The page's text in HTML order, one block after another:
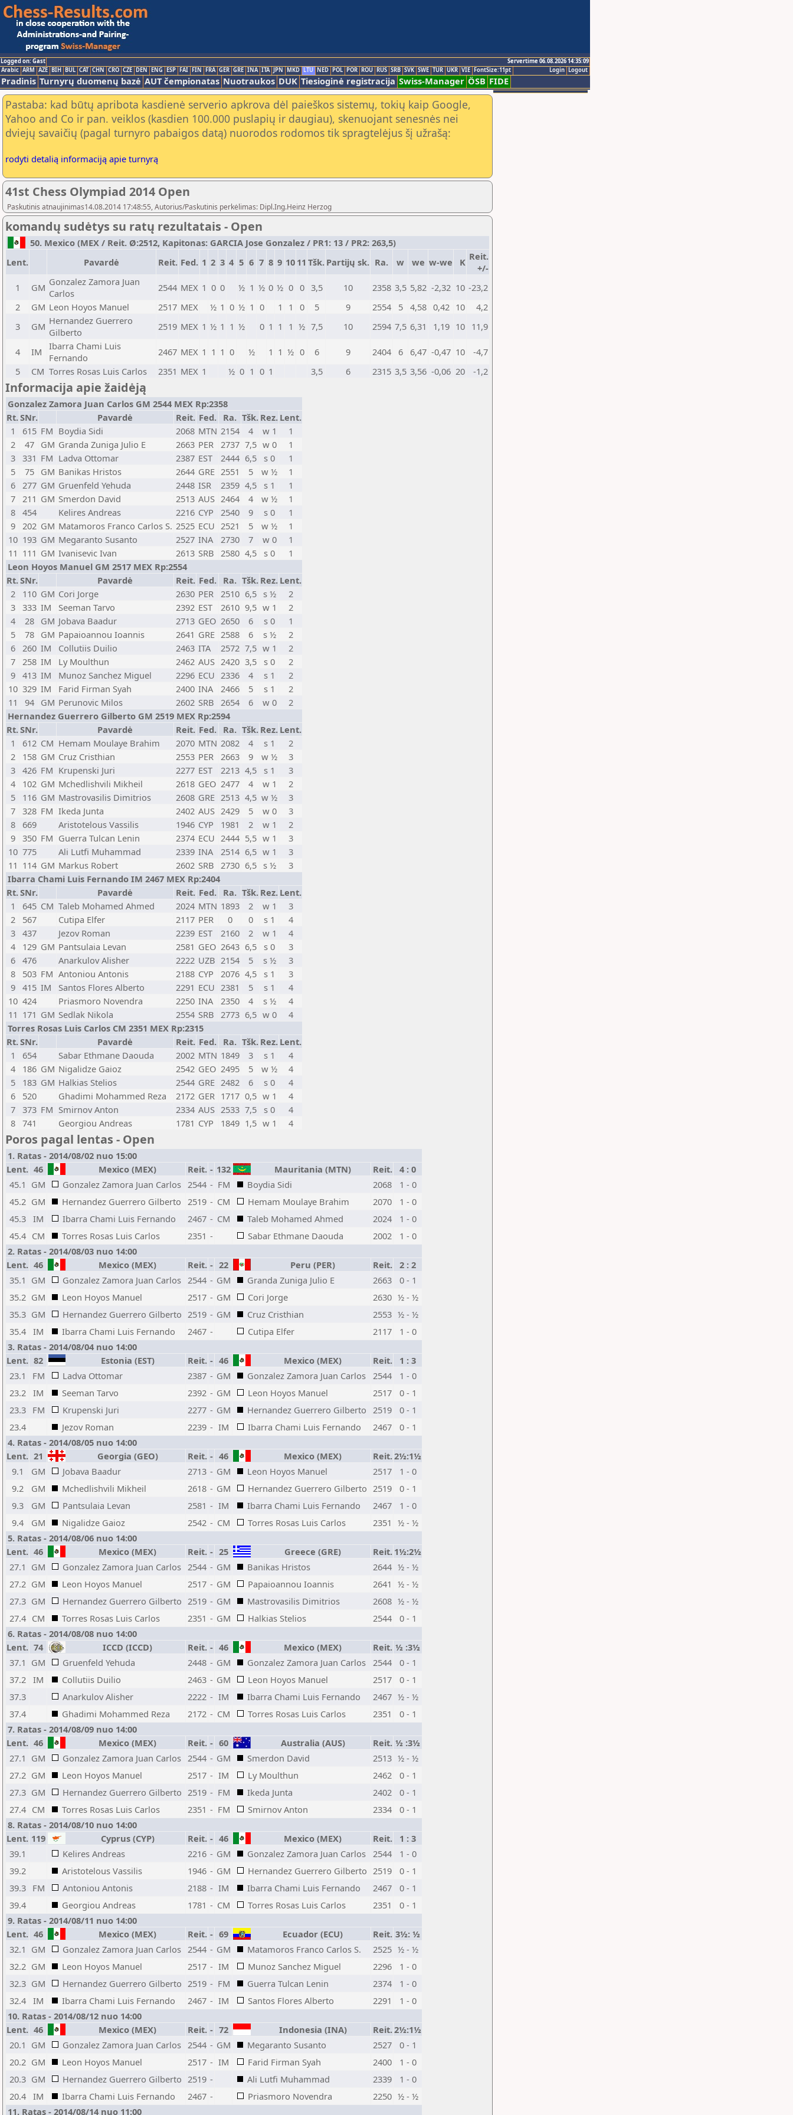
Logged on: Gast
Servertime 06.08.2026 14:35:09
Logout
Login
Arabic ARM AZE BIH BUL CAT CHN CRO CZE DEN ENG ESP FAI FIN FRA GER GRE INA ITA JPN MKD LTU NED POL POR ROU RUS SRB SVK SWE TUR UKR VIE FontSize:11pt
Pradinis Turnyrų duomenų bazė AUT čempionatas Nuotraukos DUK Tiesioginė registracija Swiss-Manager ÖSB FIDE
Pastaba: kad būtų apribota kasdienė serverio apkrova dėl paieškos sistemų, tokių kaip Google,
Yahoo and Co ir pan. veiklos (kasdien 100.000 puslapių ir daugiau), skenuojant senesnės nei
dviejų savaičių (pagal turnyro pabaigos datą) nuorodos rodomos tik spragtelėjus šį užrašą:
rodyti detalią informaciją apie turnyrą
41st Chess Olympiad 2014 Open
Paskutinis atnaujinimas14.08.2014 17:48:55, Autorius/Paskutinis perkėlimas: Dipl.Ing.Heinz Herzog
komandų sudėtys su ratų rezultatais - Open
50. Mexico (MEX / Reit. Ø:2512, Kapitonas: GARCIA Jose Gonzalez / PR1: 13 / PR2: 263,5)
Lent.
Pavardė Reit. Fed. 1 2 3 4 5 6 7 8 9 10 11 Tšk. Partijų sk. Ra. w we w-we K Reit.
+/-
1
GM Gonzalez Zamora Juan
Carlos
2544 MEX 1 0 0 ½ 1 ½ 0 ½ 0 0 3,5 10 2358 3,5 5,82 -2,32 10 -23,2
2
GM Leon Hoyos Manuel 2517 MEX ½ 1 0 ½ 1 0 1 1 0 5 9 2554 5 4,58 0,42 10
4,2
3
GM Hernandez Guerrero
Gilberto
2519 MEX 1 ½ 1 1 ½ 0 1 1 1 ½ 7,5 10 2594 7,5 6,31 1,19 10 11,9
4 IM
Ibarra Chami Luis
Fernando
2467 MEX 1 1 1 0 ½ 1 1 ½ 0 6 9 2404 6 6,47 -0,47 10
-4,7
5
CM Torres Rosas Luis Carlos 2351 MEX 1 ½ 0 1 0 1 3,5 6 2315 3,5 3,56 -0,06 20 -1,2
Informacija apie žaidėją
Gonzalez Zamora Juan Carlos GM 2544 MEX Rp:2358
Rt.SNr. Pavardė Reit. Fed. Ra. Tšk. Rez. Lent.
1
615 FM Boydia Sidi 2068 MTN 2154 4 w 1
1
2
47 GM Granda Zuniga Julio E 2663 PER 2737 7,5 w 0
1
3
331 FM Ladva Ottomar 2387 EST 2444 6,5 s 0
1
5
75 GM Banikas Hristos 2644 GRE 2551 5 w ½
1
6
277 GM Gruenfeld Yehuda 2448 ISR 2359 4,5 s 1
1
7
211 GM Smerdon David 2513 AUS 2464 4 w ½
1
8
454 Kelires Andreas 2216 CYP 2540 9 s 0
1
9
202 GM Matamoros Franco Carlos S. 2525 ECU 2521 5 w ½
1
10 193 GM Megaranto Susanto 2527 INA 2730 7 w 0
1
11 111 GM Ivanisevic Ivan 2613 SRB 2580 4,5 s 0
1
Leon Hoyos Manuel GM 2517 MEX Rp:2554
Rt.SNr. Pavardė Reit. Fed. Ra. Tšk. Rez. Lent.
2
110 GM Cori Jorge 2630 PER 2510 6,5 s ½
2
3
333 IM Seeman Tarvo 2392 EST 2610 9,5 w 1
2
4
28 GM Jobava Baadur 2713 GEO 2650 6 s 0
1
5
78 GM Papaioannou Ioannis 2641 GRE 2588 6 s ½
2
6
260 IM Collutiis Duilio 2463 ITA 2572 7,5 w 1
2
7
258 IM Ly Moulthun 2462 AUS 2420 3,5 s 0
2
9
413 IM Munoz Sanchez Miguel 2296 ECU 2336 4 s 1
2
10 329 IM Farid Firman Syah 2400 INA 2466 5 s 1
2
11
94 GM Perunovic Milos 2602 SRB 2654 6 w 0
2
Hernandez Guerrero Gilberto GM 2519 MEX Rp:2594
Rt.SNr. Pavardė Reit. Fed. Ra. Tšk. Rez. Lent.
1
612 CM Hemam Moulaye Brahim 2070 MTN 2082 4 s 1
2
2
158 GM Cruz Cristhian 2553 PER 2663 9 w ½
3
3
426 FM Krupenski Juri 2277 EST 2213 4,5 s 1
3
4
102 GM Mchedlishvili Mikheil 2618 GEO 2477 4 w 1
2
5
116 GM Mastrovasilis Dimitrios 2608 GRE 2513 4,5 w ½
3
7
328 FM Ikeda Junta 2402 AUS 2429 5 w 0
3
8
669 Aristotelous Vassilis 1946 CYP 1981 2 w 1
2
9
350 FM Guerra Tulcan Lenin 2374 ECU 2444 5,5 w 1
3
10 775 Ali Lutfi Muhammad 2339 INA 2514 6,5 w 1
3
11 114 GM Markus Robert 2602 SRB 2730 6,5 s ½
3
Ibarra Chami Luis Fernando IM 2467 MEX Rp:2404
Rt.SNr. Pavardė Reit. Fed. Ra. Tšk. Rez. Lent.
1
645 CM Taleb Mohamed Ahmed 2024 MTN 1893 2 w 1
3
2
567 Cutipa Elfer 2117 PER 0 0 s 1
4
3
437 Jezov Roman 2239 EST 2160 2 w 1
4
4
129 GM Pantsulaia Levan 2581 GEO 2643 6,5 s 0
3
6
476 Anarkulov Alisher 2222 UZB 2154 5 s ½
3
8
503 FM Antoniou Antonis 2188 CYP 2076 4,5 s 1
3
9
415 IM Santos Flores Alberto 2291 ECU 2381 5 s 1
4
10 424 Priasmoro Novendra 2250 INA 2350 4 s ½
4
11 171 GM Sedlak Nikola 2554 SRB 2773 6,5 w 0
4
Torres Rosas Luis Carlos CM 2351 MEX Rp:2315
Rt.SNr. Pavardė Reit. Fed. Ra. Tšk. Rez. Lent.
1
654 Sabar Ethmane Daouda 2002 MTN 1849 3 s 1
4
4
186 GM Nigalidze Gaioz 2542 GEO 2495 5 w ½
4
5
183 GM Halkias Stelios 2544 GRE 2482 6 s 0
4
6
520 Ghadimi Mohammed Reza 2172 GER 1717 0,5 w 1
4
7
373 FM Smirnov Anton 2334 AUS 2533 7,5 s 0
4
8
741 Georgiou Andreas 1781 CYP 1849 1,5 w 1 4
Poros pagal lentas - Open
1. Ratas - 2014/08/02 nuo 15:00
Lent. 46 Mexico (MEX) Reit. - 132 Mauritania (MTN) Reit. 4 : 0
45.1 GM Gonzalez Zamora Juan Carlos 2544 - FM Boydia Sidi 2068
1 - 0
45.2 GM Hernandez Guerrero Gilberto 2519 - CM Hemam Moulaye Brahim 2070
1 - 0
45.3 IM Ibarra Chami Luis Fernando 2467 - CM Taleb Mohamed Ahmed 2024
1 - 0
45.4 CM Torres Rosas Luis Carlos 2351 - Sabar Ethmane Daouda 2002
1 - 0
2. Ratas - 2014/08/03 nuo 14:00
Lent. 46 Mexico (MEX) Reit. - 22 Peru (PER) Reit. 2 : 2
35.1 GM Gonzalez Zamora Juan Carlos 2544 - GM Granda Zuniga Julio E 2663
0 - 1
35.2 GM Leon Hoyos Manuel 2517 - GM Cori Jorge 2630 ½ - ½
35.3 GM Hernandez Guerrero Gilberto 2519 - GM Cruz Cristhian 2553 ½ - ½
35.4 IM Ibarra Chami Luis Fernando 2467 - Cutipa Elfer 2117
1 - 0
3. Ratas - 2014/08/04 nuo 14:00
Lent. 82 Estonia (EST) Reit. - 46 Mexico (MEX) Reit.
1 : 3
23.1
FM Ladva Ottomar 2387 - GM Gonzalez Zamora Juan Carlos 2544
1 - 0
23.2 IM Seeman Tarvo 2392 - GM Leon Hoyos Manuel 2517
0 - 1
23.3 FM Krupenski Juri 2277 - GM Hernandez Guerrero Gilberto 2519
0 - 1
23.4
Jezov Roman 2239 - IM Ibarra Chami Luis Fernando 2467
0 - 1
4. Ratas - 2014/08/05 nuo 14:00
Lent. 21 Georgia (GEO) Reit. - 46 Mexico (MEX) Reit.2½:1½
9.1
GM Jobava Baadur 2713 - GM Leon Hoyos Manuel 2517
1 - 0
9.2
GM Mchedlishvili Mikheil 2618 - GM Hernandez Guerrero Gilberto 2519
0 - 1
9.3
GM Pantsulaia Levan 2581 - IM Ibarra Chami Luis Fernando 2467
1 - 0
9.4
GM Nigalidze Gaioz 2542 - CM Torres Rosas Luis Carlos 2351 ½ - ½
5. Ratas - 2014/08/06 nuo 14:00
Lent. 46 Mexico (MEX) Reit. - 25 Greece (GRE) Reit. 1½:2½
27.1 GM Gonzalez Zamora Juan Carlos 2544 - GM Banikas Hristos 2644 ½ - ½
27.2 GM Leon Hoyos Manuel 2517 - GM Papaioannou Ioannis 2641 ½ - ½
27.3 GM Hernandez Guerrero Gilberto 2519 - GM Mastrovasilis Dimitrios 2608 ½ - ½
27.4 CM Torres Rosas Luis Carlos 2351 - GM Halkias Stelios 2544
0 - 1
6. Ratas - 2014/08/08 nuo 14:00
Lent. 74 ICCD (ICCD) Reit. - 46 Mexico (MEX) Reit. ½ :3½
37.1 GM Gruenfeld Yehuda 2448 - GM Gonzalez Zamora Juan Carlos 2544
0 - 1
37.2 IM Collutiis Duilio 2463 - GM Leon Hoyos Manuel 2517
0 - 1
37.3
Anarkulov Alisher 2222 - IM Ibarra Chami Luis Fernando 2467 ½ - ½
37.4
Ghadimi Mohammed Reza 2172 - CM Torres Rosas Luis Carlos 2351
0 - 1
7. Ratas - 2014/08/09 nuo 14:00
Lent. 46 Mexico (MEX) Reit. - 60 Australia (AUS) Reit. ½ :3½
27.1 GM Gonzalez Zamora Juan Carlos 2544 - GM Smerdon David 2513 ½ - ½
27.2 GM Leon Hoyos Manuel 2517 - IM Ly Moulthun 2462
0 - 1
27.3 GM Hernandez Guerrero Gilberto 2519 - FM Ikeda Junta 2402
0 - 1
27.4 CM Torres Rosas Luis Carlos 2351 - FM Smirnov Anton 2334
0 - 1
8. Ratas - 2014/08/10 nuo 14:00
Lent. 119 Cyprus (CYP) Reit. - 46 Mexico (MEX) Reit.
1 : 3
39.1
Kelires Andreas 2216 - GM Gonzalez Zamora Juan Carlos 2544
1 - 0
39.2
Aristotelous Vassilis 1946 - GM Hernandez Guerrero Gilberto 2519
0 - 1
39.3 FM Antoniou Antonis 2188 - IM Ibarra Chami Luis Fernando 2467
0 - 1
39.4
Georgiou Andreas 1781 - CM Torres Rosas Luis Carlos 2351
0 - 1
9. Ratas - 2014/08/11 nuo 14:00
Lent. 46 Mexico (MEX) Reit. - 69 Ecuador (ECU) Reit. 3½: ½
32.1 GM Gonzalez Zamora Juan Carlos 2544 - GM Matamoros Franco Carlos S. 2525 ½ - ½
32.2 GM Leon Hoyos Manuel 2517 - IM Munoz Sanchez Miguel 2296
1 - 0
32.3 GM Hernandez Guerrero Gilberto 2519 - FM Guerra Tulcan Lenin 2374
1 - 0
32.4 IM Ibarra Chami Luis Fernando 2467 - IM Santos Flores Alberto 2291
1 - 0
10. Ratas - 2014/08/12 nuo 14:00
Lent. 46 Mexico (MEX) Reit. - 72 Indonesia (INA) Reit.2½:1½
20.1 GM Gonzalez Zamora Juan Carlos 2544 - GM Megaranto Susanto 2527
0 - 1
20.2 GM Leon Hoyos Manuel 2517 - IM Farid Firman Syah 2400
1 - 0
20.3 GM Hernandez Guerrero Gilberto 2519 - Ali Lutfi Muhammad 2339
1 - 0
20.4 IM Ibarra Chami Luis Fernando 2467 - Priasmoro Novendra 2250 ½ - ½
11. Ratas - 2014/08/14 nuo 11:00